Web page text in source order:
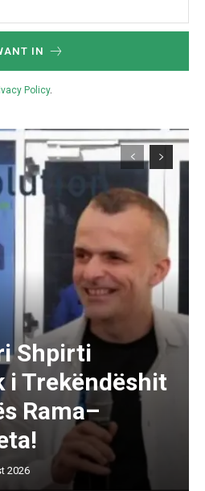
IN
Policy.
Shpirti
i Trekëndëshit
Rama–
2026